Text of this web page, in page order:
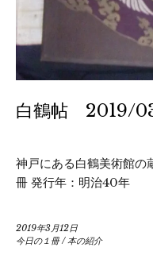
白鶴帖 2019/
神戸にある白鶴美術館
冊 発行年：明治40年
2019年3月12日
今日の１冊/本の紹介